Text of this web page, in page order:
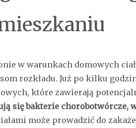
w warunkach domowych
rozkładu. Już po kilku
które zawierają
się bakterie chorobotwórcze,
może prowadzić do